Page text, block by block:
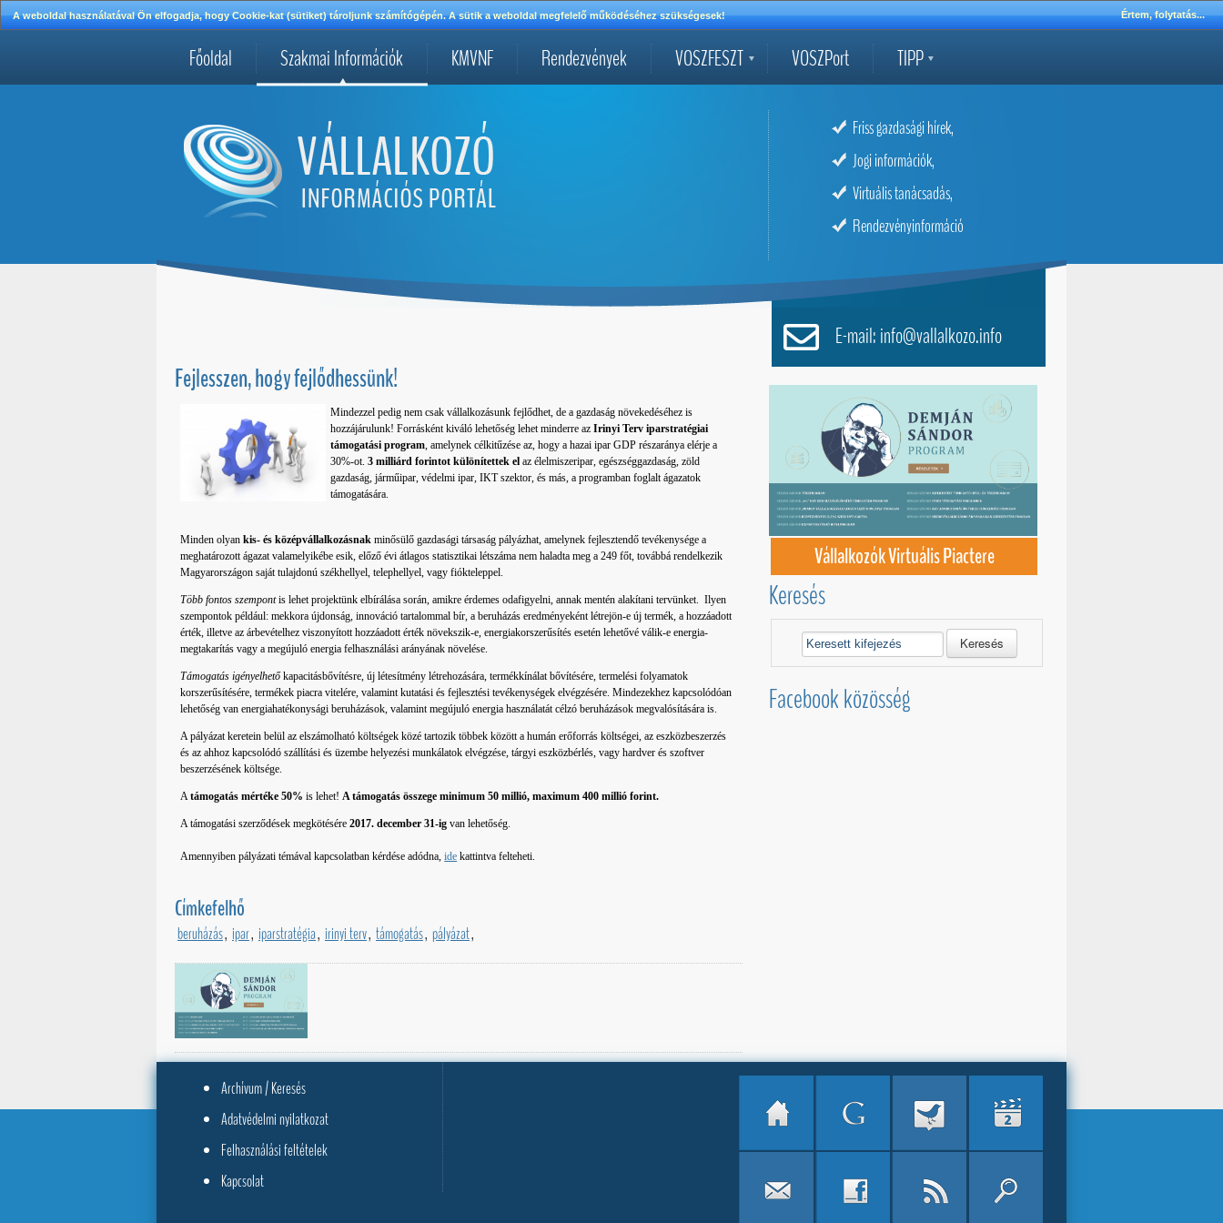
A weboldal használatával Ön elfogadja, hogy Cookie-kat (sütiket) tároljunk számítógépén. A sütik a weboldal megfelelő működéséhez szükségesek! Értem, folytatás...
Főoldal Szakmai Információk KMVNF Rendezvények VOSZFESZT VOSZPort TIPP
Friss gazdasági hírek,
Jogi információk,
Virtuális tanácsadás,
Rendezvényinformáció
Fejlesszen, hogy fejlődhessünk!
Mindezzel pedig nem csak vállalkozásunk fejlődhet, de a gazdaság növekedéséhez is
hozzájárulunk! Forrásként kiváló lehetőség lehet minderre azIrinyi Terv iparstratégiai
támogatási program, amelynek célkitűzése az, hogy a hazai ipar GDP részaránya elérje a
30%-ot.3 milliárd forintot különítettek el az élelmiszeripar, egészséggazdaság, zöld
gazdaság, járműipar, védelmi ipar, IKT szektor, és más, a programban foglalt ágazatok
támogatására.
Minden olyankis- és középvállalkozásnak minősülő gazdasági társaság pályázhat, amelynek fejlesztendő tevékenysége a
meghatározott ágazat valamelyikébe esik, előző évi átlagos statisztikai létszáma nem haladta meg a 249 főt, továbbá rendelkezik
Magyarországon saját tulajdonú székhellyel, telephellyel, vagy fiókteleppel.
Több fontos szempontis lehet projektünk elbírálása során, amikre érdemes odafigyelni, annak mentén alakítani tervünket. Ilyen
szempontok például: mekkora újdonság, innováció tartalommal bír, a beruházás eredményeként létrejön-e új termék, a hozzáadott
érték, illetve az árbevételhez viszonyított hozzáadott érték növekszik-e, energiakorszerűsítés esetén lehetővé válik-e energia-
megtakarítás vagy a megújuló energia felhasználási arányának növelése.
Támogatás igényelhetőkapacitásbővítésre, új létesítmény létrehozására, termékkínálat bővítésére, termelési folyamatok
korszerűsítésére, termékek piacra vitelére, valamint kutatási és fejlesztési tevékenységek elvégzésére. Mindezekhez kapcsolódóan
lehetőség van energiahatékonysági beruházások, valamint megújuló energia használatát célzó beruházások megvalósítására is.
A pályázat keretein belül az elszámolható költségek közé tartozik többek között a humán erőforrás költségei, az eszközbeszerzés
és az ahhoz kapcsolódó szállítási és üzembe helyezési munkálatok elvégzése, tárgyi eszközbérlés, vagy hardver és szoftver
beszerzésének költsége.
Atámogatás mértéke 50% is lehet!A támogatás összege minimum 50 millió, maximum 400 millió forint.
A támogatási szerződések megkötésére2017. december 31-ig van lehetőség.
Amennyiben pályázati témával kapcsolatban kérdése adódna,ide kattintva felteheti.
Címkefelhő
beruházás, ipar, iparstratégia, irinyi terv, támogatás, pályázat,
E-mail: info@vallalkozo.info
Vállalkozók Virtuális Piactere
Keresés
Keresés
Facebook közösség
Archívum / Keresés
Adatvédelmi nyilatkozat
Felhasználási feltételek
Kapcsolat